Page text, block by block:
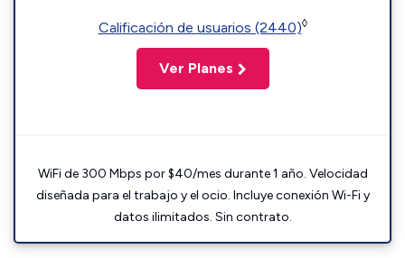
Calificación de usuarios (2440)◊
Ver Planes
WiFi de 300 Mbps por $40/mes durante 1 año. Velocidad
diseñada para el trabajo y el ocio. Incluye conexión Wi-Fi y
datos ilimitados. Sin contrato.